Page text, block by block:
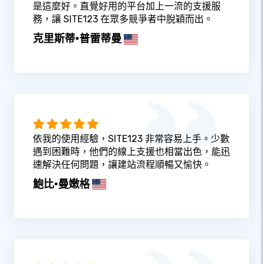
是這麼好。直覺好用的平台加上一流的支援服
務，讓 SITE123 在眾多競爭者中脫穎而出。
克里斯蒂·普雷蒂曼
依我的使用經驗，SITE123 非常容易上手。少數
遇到困難時，他們的線上支援也相當出色，能迅
速解決任何問題，讓建站流程順暢又愉快。
鮑比·曼嫩格